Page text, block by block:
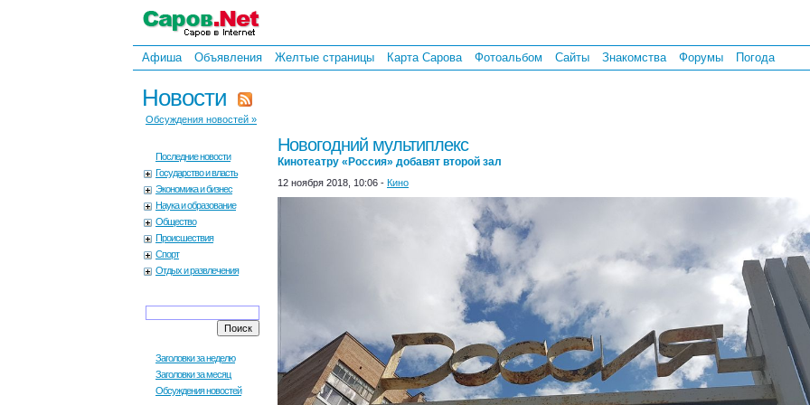
Афиша Объявления Желтые страницы Карта Сарова Фотоальбом Сайты Знакомства Форумы Погода
Новости
Обсуждения новостей »
Последние новости
Государство и власть
Экономика и бизнес
Наука и образование
Общество
Происшествия
Спорт
Отдых и развлечения
Заголовки за неделю
Заголовки за месяц
Обсуждения новостей
Новогодний мультиплекс
Кинотеатру «Россия» добавят второй зал
12 ноября 2018, 10:06 - Кино